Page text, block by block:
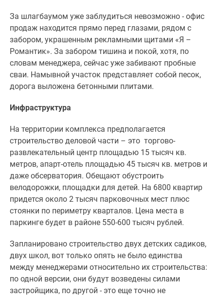
За шлагбаумом уже заблудиться невозможно - офис
продаж находится прямо перед глазами, рядом с
забором, украшенным рекламными щитами «Я –
Романтик». За забором тишина и покой, хотя, по
словам менеджера, сейчас уже забивают пробные
сваи. Намывной участок представляет собой песок,
дорога выложена бетонными плитами.
Инфраструктура
На территории комплекса предполагается
строительство деловой части – это торгово-
развлекательный центр площадью 15 тысяч кв.
метров, апарт-отель площадью 45 тысяч кв. метров и
даже обсерватория. Обещают обустроить
велодорожки, площадки для детей. На 6800 квартир
придется около 2 тысяч парковочных мест плюс
стоянки по периметру кварталов. Цена места в
паркинге будет в районе 550-600 тысяч рублей.
Запланировано строительство двух детских садиков,
двух школ, вот только опять не было единства
между менеджерами относительно их строительства:
по одной версии, они будут возведены силами
застройщика, по другой - это еще точно не